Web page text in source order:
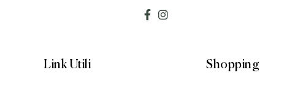
Link Utili Shopping